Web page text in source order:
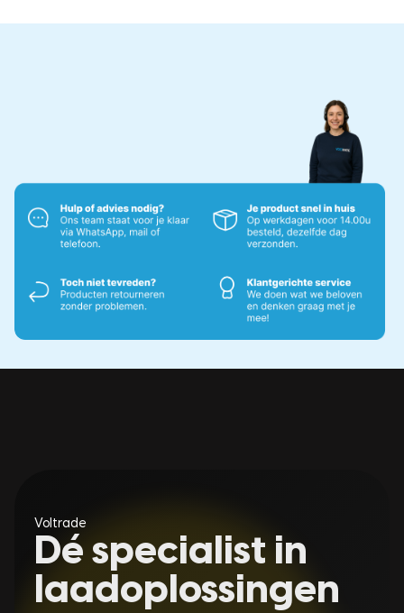
Voltrade
Dé specialist in
laadoplossingen